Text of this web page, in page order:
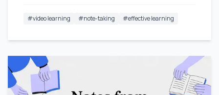
#video learning #note-taking #effective learning